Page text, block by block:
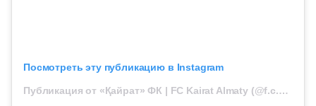
Посмотреть эту публикацию в Instagram
Публикация от «Қайрат» ФК | FC Kairat Almaty (@f.c.kairat)